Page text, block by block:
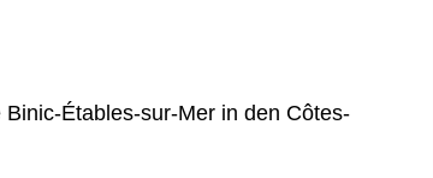
Étables-sur-Mer in den Côtes-